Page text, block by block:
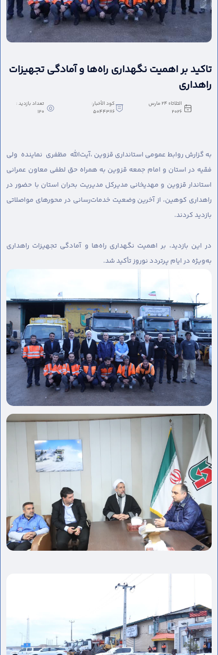
تاکید بر اهمیت نگهداری راه‌ها و آمادگی تجهیزات
راهداری
الثلاثاء ٢٤ مارس
٢٠٢٦
كود الأخبار:
5044386
تعداد بازدید :
120
به گزارش روابط عمومی استانداری قزوین ،آیت‌الله مظفری نماینده ولی
فقیه در استان و امام جمعه قزوین به همراه حق لطفی معاون عمرانی
استاندار قزوین و مهدیخانی مدیرکل مدیریت بحران استان با حضور در
راهداری کوهین، از آخرین وضعیت خدمات‌رسانی در محورهای مواصلاتی
بازدید کردند.
در این بازدید، بر اهمیت نگهداری راه‌ها و آمادگی تجهیزات راهداری
به‌ویژه در ایام پرتردد نوروز تأکید شد.